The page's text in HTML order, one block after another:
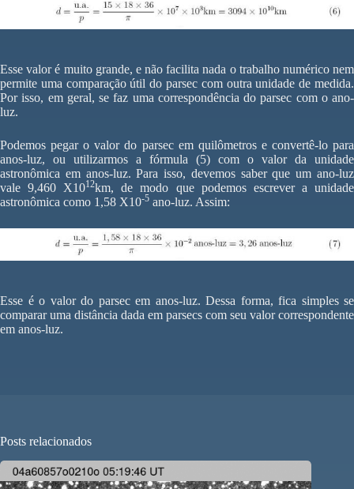
Esse valor é muito grande, e não facilita nada o trabalho numérico nem
permite uma comparação útil do parsec com outra unidade de medida.
Por isso, em geral, se faz uma correspondência do parsec com o ano-
luz.
Podemos pegar o valor do parsec em quilômetros e convertê-lo para
anos-luz, ou utilizarmos a fórmula (5) com o valor da unidade
astronômica em anos-luz. Para isso, devemos saber que um ano-luz
vale 9,460 X1012km, de modo que podemos escrever a unidade
astronômica como 1,58 X10-5 ano-luz. Assim:
Esse é o valor do parsec em anos-luz. Dessa forma, fica simples se
comparar uma distância dada em parsecs com seu valor correspondente
em anos-luz.
Posts relacionados